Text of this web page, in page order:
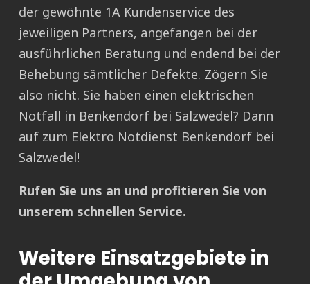
der gewöhnte 1A Kundenservice des
jeweiligen Partners, angefangen bei der
ausführlichen Beratung und endend bei der
Behebung sämtlicher Defekte. Zögern Sie
also nicht. Sie haben einen elektrischen
Notfall in Benkendorf bei Salzwedel? Dann
auf zum Elektro Notdienst Benkendorf bei
Salzwedel!
Rufen Sie uns an und profitieren Sie von
unserem schnellen Service.
Weitere Einsatzgebiete in